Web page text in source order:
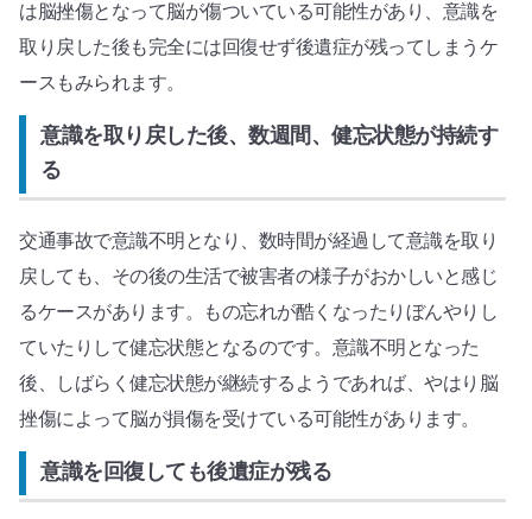
は脳挫傷となって脳が傷ついている可能性があり、意識を
取り戻した後も完全には回復せず後遺症が残ってしまうケ
ースもみられます。
意識を取り戻した後、数週間、健忘状態が持続す
る
交通事故で意識不明となり、数時間が経過して意識を取り
戻しても、その後の生活で被害者の様子がおかしいと感じ
るケースがあります。もの忘れが酷くなったりぼんやりし
ていたりして健忘状態となるのです。意識不明となった
後、しばらく健忘状態が継続するようであれば、やはり脳
挫傷によって脳が損傷を受けている可能性があります。
意識を回復しても後遺症が残る